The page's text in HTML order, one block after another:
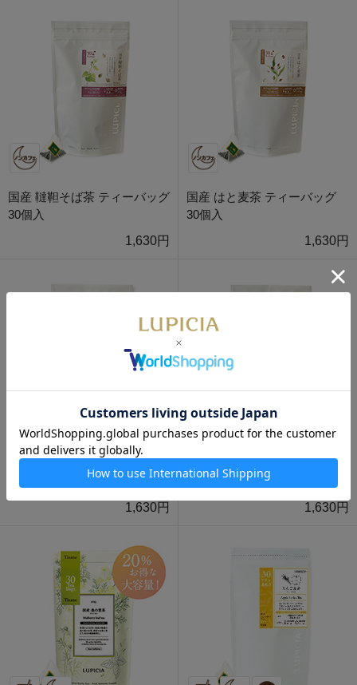
国産 韃靼そば茶 ティーバッグ
30個入
1,630円
国産 はと麦茶 ティーバッグ
30個入
1,630円
国産 とうもろこし茶 ティーバ
1,630円
国産 玉ねぎの皮茶 ティーバッ
グ 30個入
1,630円